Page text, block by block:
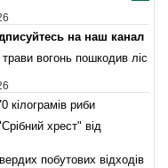
на наш канал
вогонь пошкодив ліс
кілограмів риби
хрест" від
побутових відходів